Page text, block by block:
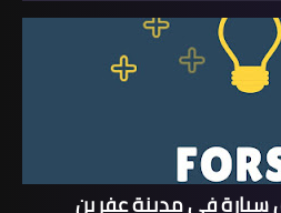
سيارة في مدينة عفرين